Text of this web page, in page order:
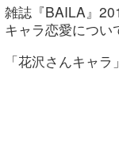
雑誌『BAILA』
キャラ恋愛につい
「花沢さんキャ